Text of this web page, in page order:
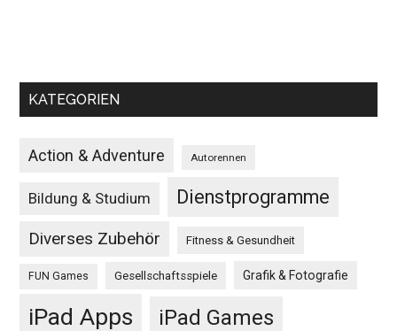
KATEGORIEN
Action & Adventure Autorennen
Bildung & Studium Dienstprogramme
Diverses Zubehör Fitness & Gesundheit
FUN Games Gesellschaftsspiele Grafik & Fotografie
iPad Apps iPad Games